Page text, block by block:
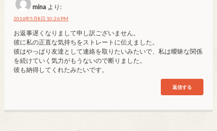
mina より:
2016年5月8日 10:26 PM
お返事遅くなりまして申し訳ございません。
彼に私の正直な気持ちをストレートに伝えました。
彼はやっぱり友達として連絡を取りたいみたいで、私は曖昧な関係
を続けていく気力がもうないので断りました。
彼も納得してくれたみたいです。
返信する